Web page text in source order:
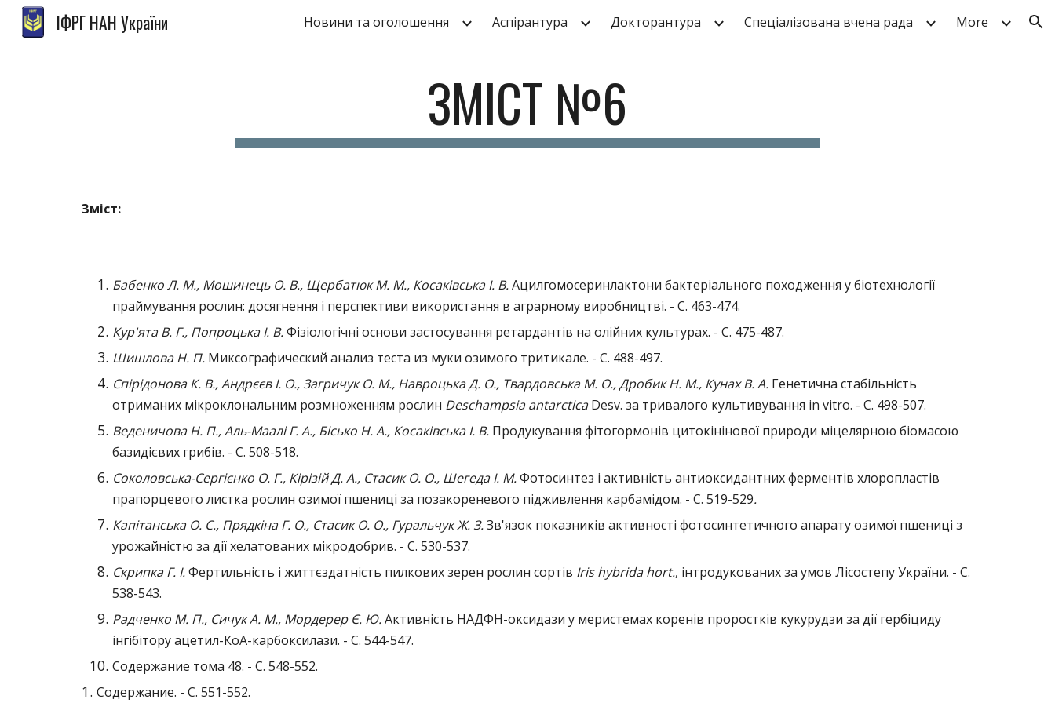
Skip to main content Skip to navigation
ІФРГ НАН України Новини та оголошення Аспірантура Докторантура Спеціалізована вчена рада More
ЗМІСТ №6
Зміст:
Бабенко Л. М., Мошинець О. В., Щербатюк М. М., Косаківська І. В.Ацилгомосеринлактони бактеріального походження у біотехнології
праймування рослин: досягнення і перспективи використання в аграрному виробництві. - С. 463-474.
Кур'ята В. Г., Попроцька І. В.Фізіологічні основи застосування ретардантів на олійних культурах. - С. 475-487.
Шишлова Н. П. Миксографический анализ теста из муки озимого тритикале. - С. 488-497.
Спірідонова К. В., Андрєєв І. О., Загричук О. М., Навроцька Д. О., Твардовська М. О., Дробик Н. М., Кунах В. А. Генетична стабільність
отриманих мікроклональним розмноженням рослин Deschampsia antarcticaDesv. за тривалого культивування in vitro. - С. 498-507.
Веденичова Н. П., Аль-Маалі Г. А., Бісько Н. А., Косаківська І. В. Продукування фітогормонів цитокінінової природи міцелярною біомасою
базидієвих грибів. - С. 508-518.
Соколовська-Сергієнко О. Г., Кірізій Д. А., Стасик О. О., Шегеда І. М.Фотосинтез і активність антиоксидантних ферментів хлоропластів
прапорцевого листка рослин озимої пшениці за позакореневого підживлення карбамідом. - С. 519-529.
Капітанська О. С., Прядкіна Г. О., Стасик О. О., Гуральчук Ж. З.Зв'язок показників активності фотосинтетичного апарату озимої пшениці з
урожайністю за дії хелатованих мікродобрив. - С. 530-537.
Скрипка Г. І.Фертильність і життєздатність пилкових зерен рослин сортів Iris hybrida hort., інтродукованих за умов Лісостепу України. - С.
538-543.
Радченко М. П., Сичук А. М., Мордерер Є. Ю.Активність НАДФН-оксидази у меристемах коренів проростків кукурудзи за дії гербіциду
інгібітору ацетил-КоА-карбоксилази. - С. 544-547.
Содержание тома 48. - С. 548-552.
Содержание. - С. 551-552.